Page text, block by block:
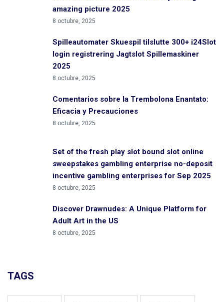
amazing picture 2025
8 octubre, 2025
Spilleautomater Skuespil tilslutte 300+ i24Slot
login registrering Jagtslot Spillemaskiner
2025
8 octubre, 2025
Comentarios sobre la Trembolona Enantato:
Eficacia y Precauciones
8 octubre, 2025
Set of the fresh play slot bound slot online
sweepstakes gambling enterprise no-deposit
incentive gambling enterprises for Sep 2025
8 octubre, 2025
Discover Drawnudes: A Unique Platform for
Adult Art in the US
8 octubre, 2025
TAGS